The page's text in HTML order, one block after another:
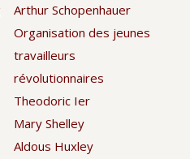
Arthur Schopenhauer
Organisation des jeunes
travailleurs
révolutionnaires
Theodoric Ier
Mary Shelley
Aldous Huxley